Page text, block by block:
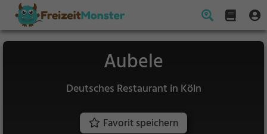
Aubele
Deutsches Restaurant in Köln
Favorit speichern